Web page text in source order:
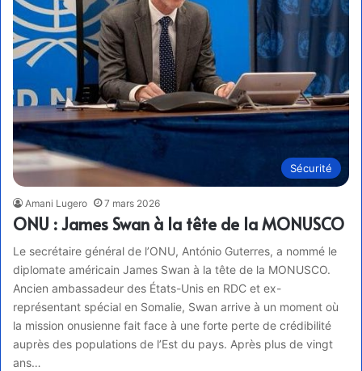
Sécurité
Amani Lugero 7 mars 2026
ONU : James Swan à la tête de la MONUSCO
Le secrétaire général de l’ONU, António Guterres, a nommé le
diplomate américain James Swan à la tête de la MONUSCO.
Ancien ambassadeur des États-Unis en RDC et ex-
représentant spécial en Somalie, Swan arrive à un moment où
la mission onusienne fait face à une forte perte de crédibilité
auprès des populations de l’Est du pays. Après plus de vingt
ans…